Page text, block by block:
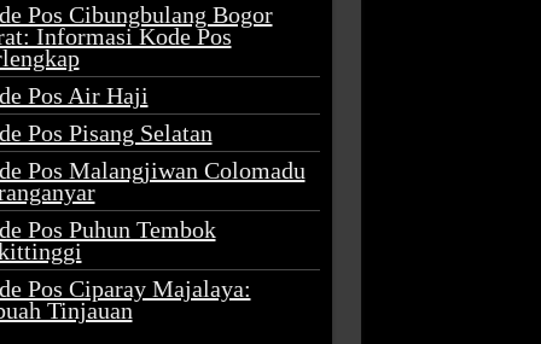
Pos Cibungbulang Bogor
Informasi Kode Pos
Pos Air Haji
Pos Pisang Selatan
Pos Malangjiwan Colomadu
Pos Puhun Tembok
Pos Ciparay Majalaya:
Tinjauan